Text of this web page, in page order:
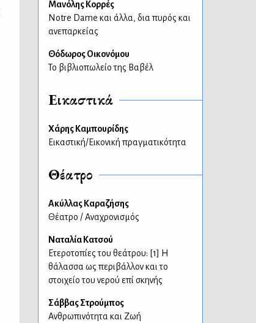
Μανόλης Κορρές
Notre Dame και άλλα, δια πυρός και
ανεπαρκείας
Θόδωρος Οικονόμου
Το βιβλιοπωλείο της Βαβέλ
Εικαστικά
Χάρης Καμπουρίδης
Εικαστική/Εικονική πραγματικότητα
Θέατρο
Ακύλλας Καραζήσης
Θέατρο / Αναχρονισμός
Ναταλία Κατσού
Ετεροτοπίες του θεάτρου: [1] Η
θάλασσα ως περιβάλλον και το
στοιχείο του νερού επί σκηνής
Σάββας Στρούμπος
Ανθρωπινότητα και Ζωή